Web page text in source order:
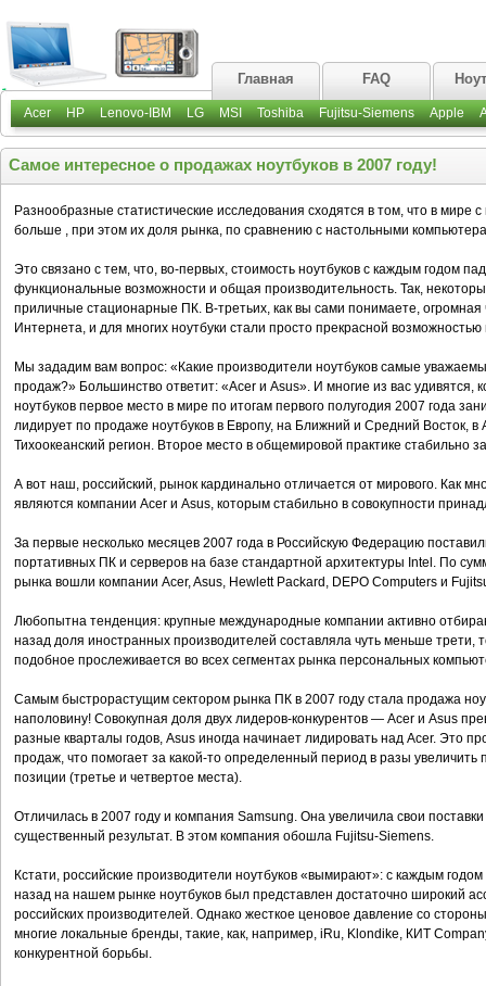
Главная FAQ
Acer HP Lenovo-IBM LG MSI Toshiba Fujitsu-Siemens Apple
Самое интересное о продажах ноутбуков в 2007 году!
Разнообразные статистические исследования сходятся в том, что в
больше , при этом их доля рынка, по сравнению с настольными
Это связано с тем, что, во-первых, стоимость ноутбуков с каждым годом
функциональные возможности и общая производительность. Так,
приличные стационарные ПК. В-третьих, как вы сами понимаете,
Интернета, и для многих ноутбуки стали просто прекрасной
Мы зададим вам вопрос: «Какие производители ноутбуков самые
продаж?» Большинство ответит: «Acer и Asus». И многие из вас удивятся,
ноутбуков первое место в мире по итогам первого полугодия 2007 года
лидирует по продаже ноутбуков в Европу, на Ближний и Средний Восток, в
Тихоокеанский регион. Второе место в общемировой практике стабильно
А вот наш, российский, рынок кардинально отличается от мирового. Как
являются компании Acer и Asus, которым стабильно в совокупности
За первые несколько месяцев 2007 года в Российскую Федерацию
портативных ПК и серверов на базе стандартной архитектуры Intel. По
рынка вошли компании Acer, Asus, Hewlett Packard, DEPO Computers и
Любопытна тенденция: крупные международные компании активно
назад доля иностранных производителей составляла чуть меньше трети,
подобное прослеживается во всех сегментах рынка персональных
Самым быстрорастущим сектором рынка ПК в 2007 году стала продажа
наполовину! Совокупная доля двух лидеров-конкурентов — Acer и Asus
разные кварталы годов, Asus иногда начинает лидировать над Acer. Это
продаж, что помогает за какой-то определенный период в разы
позиции (третье и четвертое места).
Отличилась в 2007 году и компания Samsung. Она увеличила свои
существенный результат. В этом компания обошла Fujitsu-Siemens.
Кстати, российские производители ноутбуков «вымирают»: с каждым
назад на нашем рынке ноутбуков был представлен достаточно широкий
российских производителей. Однако жесткое ценовое давление со
многие локальные бренды, такие, как, например, iRu, Klondike, КИТ
конкурентной борьбы.